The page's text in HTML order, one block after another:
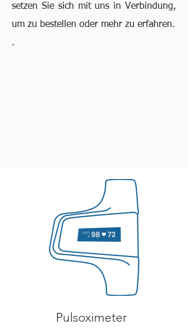
setzen Sie sich mit uns in Verbindung,
um zu bestellen oder mehr zu erfahren.
.
Pulsoximeter